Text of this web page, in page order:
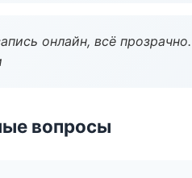
онлайн, всё
вопросы